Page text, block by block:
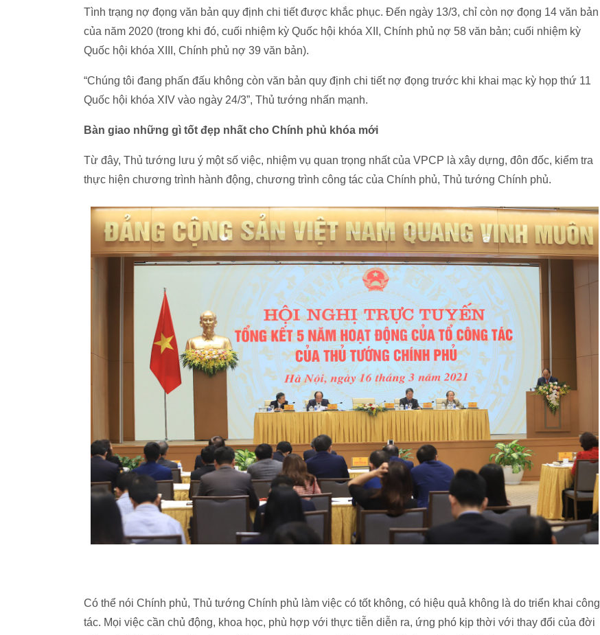
Tình trạng nợ đọng văn bản quy định chi tiết được khắc phục. Đến ngày 13/3, chỉ còn nợ đọng 14 văn bản
của năm 2020 (trong khi đó, cuối nhiệm kỳ Quốc hội khóa XII, Chính phủ nợ 58 văn bản; cuối nhiệm kỳ
Quốc hội khóa XIII, Chính phủ nợ 39 văn bản).
“Chúng tôi đang phấn đấu không còn văn bản quy định chi tiết nợ đọng trước khi khai mạc kỳ họp thứ 11
Quốc hội khóa XIV vào ngày 24/3”, Thủ tướng nhấn mạnh.
Bàn giao những gì tốt đẹp nhất cho Chính phủ khóa mới
Từ đây, Thủ tướng lưu ý một số việc, nhiệm vụ quan trọng nhất của VPCP là xây dựng, đôn đốc, kiểm tra
thực hiện chương trình hành động, chương trình công tác của Chính phủ, Thủ tướng Chính phủ.
Có thể nói Chính phủ, Thủ tướng Chính phủ làm việc có tốt không, có hiệu quả không là do triển khai công
tác. Mọi việc cần chủ động, khoa học, phù hợp với thực tiễn diễn ra, ứng phó kịp thời với thay đổi của đời